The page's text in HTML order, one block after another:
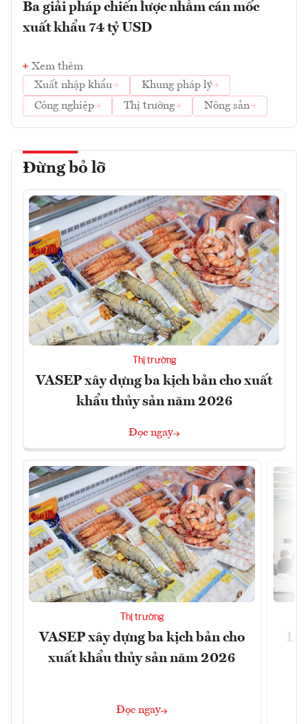
Ba giải pháp chiến lược nhằm cán mốc
xuất khẩu 74 tỷ USD
Xem thêm
Xuất nhập khẩu
Khung pháp lý
Công nghiệp
Thị trường Nông sản
Đừng bỏ lỡ
Thị trường
VASEP xây dựng ba kịch bản cho xuất
khẩu thủy sản năm 2026
Đọc ngay
Thị trường
VASEP xây dựng ba kịch bản cho
xuất khẩu thủy sản năm 2026
Đọc ngay